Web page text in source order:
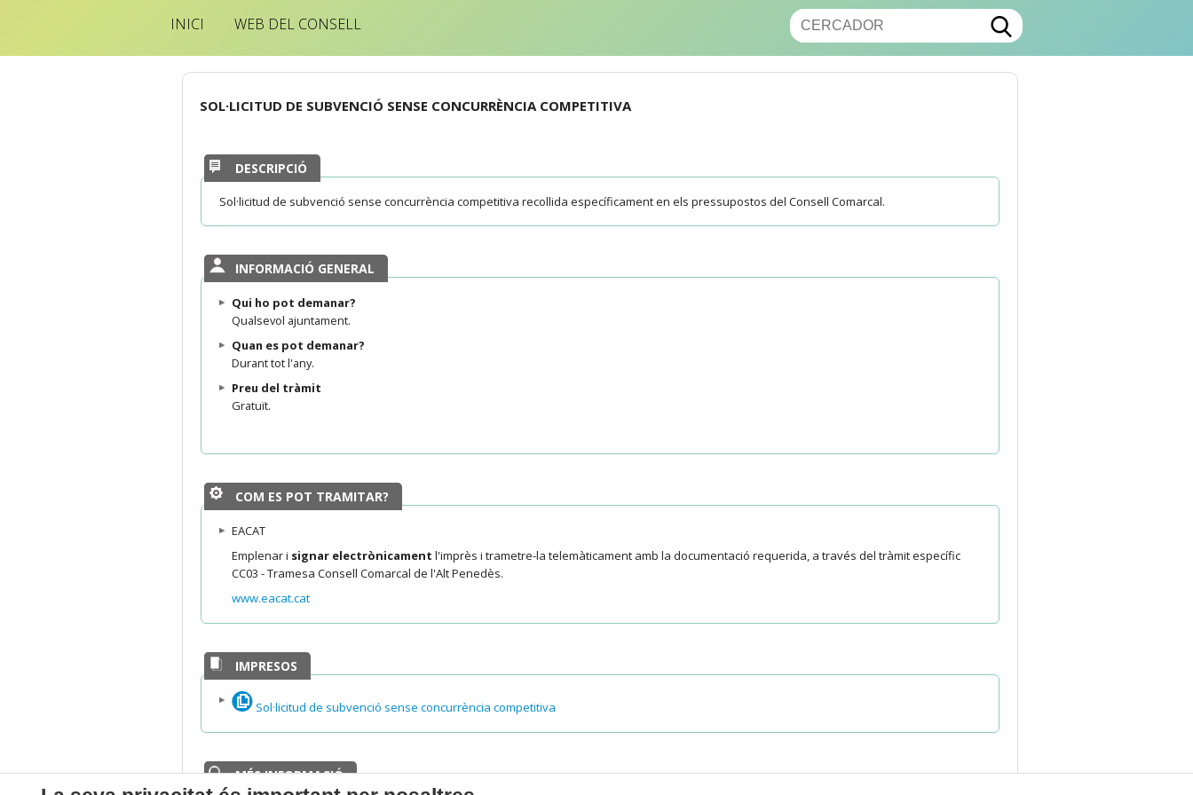
INICI WEB DEL CONSELL
SOL·LICITUD DE SUBVENCIÓ SENSE CONCURRÈNCIA COMPETITIVA
DESCRIPCIÓ
Sol·licitud de subvenció sense concurrència competitiva recollida específicament en els pressupostos del Consell Comarcal.
INFORMACIÓ GENERAL
Qui ho pot demanar?
Qualsevol ajuntament.
Quan es pot demanar?
Durant tot l'any.
Preu del tràmit
Gratuït.
COM ES POT TRAMITAR?
EACAT
Emplenar i signar electrònicament l'imprès i trametre-la telemàticament amb la documentació requerida, a través del tràmit específic
CC03 - Tramesa Consell Comarcal de l'Alt Penedès.
www.eacat.cat
IMPRESOS
Sol·licitud de subvenció sense concurrència competitiva
MÉS INFORMACIÓ